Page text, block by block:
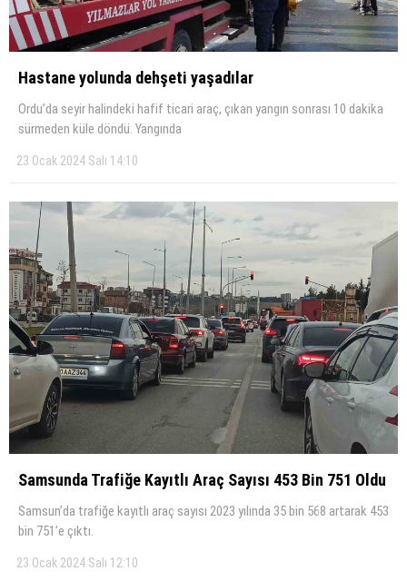
Hastane yolunda dehşeti̇ yaşadılar
Ordu’da seyir halindeki hafif ticari araç, çıkan yangın sonrası 10 dakika
sürmeden küle döndü. Yangında
23 Ocak 2024 Salı 14:10
Samsunda Trafi̇ğe Kayıtlı Araç Sayısı 453 Bi̇n 751 Oldu
Samsun’da trafiğe kayıtlı araç sayısı 2023 yılında 35 bin 568 artarak 453
bin 751’e çıktı.
23 Ocak 2024 Salı 12:10